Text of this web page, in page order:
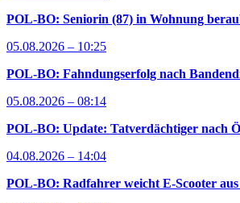
POL-BO: Seniorin (87) in Wohnung
05.08.2026 – 10:25
POL-BO: Fahndungserfolg nach
05.08.2026 – 08:14
POL-BO: Update: Tatverdächtiger nach
04.08.2026 – 14:04
POL-BO: Radfahrer weicht E-Scooter